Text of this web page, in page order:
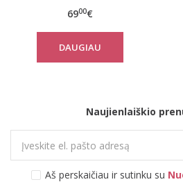
SAMALA
6900€
DAUGIAU
Naujienlaiškio
Aš perskaičiau ir sutinku su